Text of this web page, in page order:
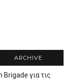
ARCHIVE
για τις